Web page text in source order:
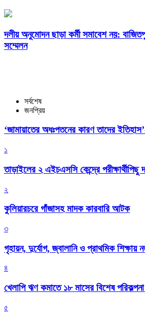
দলীয় অনুমোদন ছাড়া কর্মী সমাবেশ নয়:
সম্মেলন
সর্বশেষ
জনপ্রিয়
‘জামায়াতের অধঃপতনের কারণ তাদের
১
তাড়াইলের ২ এইচএসসি কেন্দ্রে পরীক্ষার্থীপিছু
২
কুলিয়ারচরে গাঁজাসহ মাদক কারবারি আটক
৩
গৃহায়ন, দুর্যোগ, জ্বালানি ও প্রাথমিক শিক্ষায়
৪
খেলাপি ঋণ কমাতে ১৮ মাসের বিশেষ পরিকল্পনা
৫